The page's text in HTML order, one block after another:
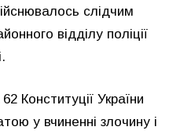
слідчим
відділу поліції
Конституції України
у вчиненні злочину і